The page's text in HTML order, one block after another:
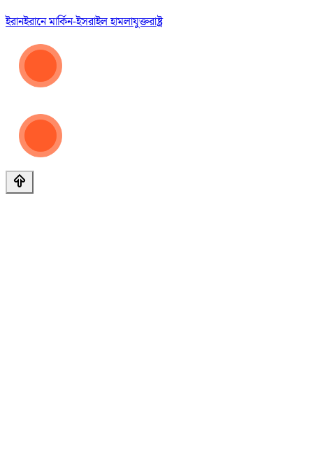
ইরানইরানে মার্কিন-ইসরাইল হামলাযুক্তরাষ্ট্র